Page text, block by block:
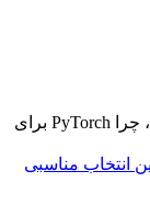
تنسورفلو یا پایتورچ، چرا PyTorch برای